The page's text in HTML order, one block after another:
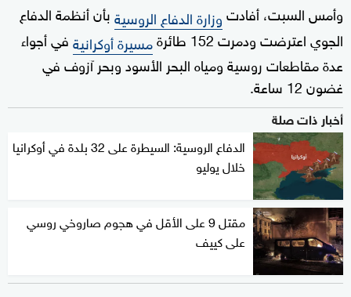
وأمس السبت، أفادتوزارة الدفاع الروسيةبأن أنظمة الدفاع
الجوي اعترضت ودمرت 152 طائرة
مسيرة أوكرانيةفي أجواء
عدة مقاطعات روسية ومياه البحر الأسود وبحر آزوف في
غضون 12 ساعة.
أخبار ذات صلة
الدفاع الروسية: السيطرة على 32 بلدة في أوكرانيا
خلال يوليو
مقتل 9 على الأقل في هجوم صاروخي روسي
على كييف